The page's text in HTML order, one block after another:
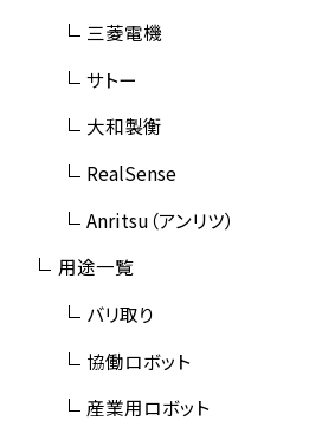
三菱電機
サトー
大和製衡
RealSense
Anritsu（アンリツ）
用途一覧
バリ取り
協働ロボット
産業用ロボット